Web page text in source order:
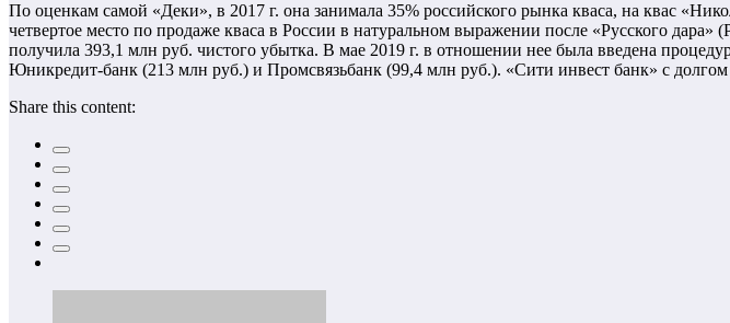
По оценкам самой «Деки», в 2017 г. она занимала 35% российского рынка кваса, на квас
четвертое место по продаже кваса в России в натуральном выражении после «Русского
получила 393,1 млн руб. чистого убытка. В мае 2019 г. в отношении нее была введена
Юникредит-банк (213 млн руб.) и Промсвязьбанк (99,4 млн руб.). «Сити инвест банк» с
Share this content: